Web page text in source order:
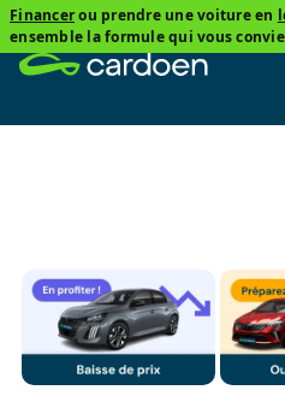
Financerou prendre une voiture en
ensemble la formule qui vous